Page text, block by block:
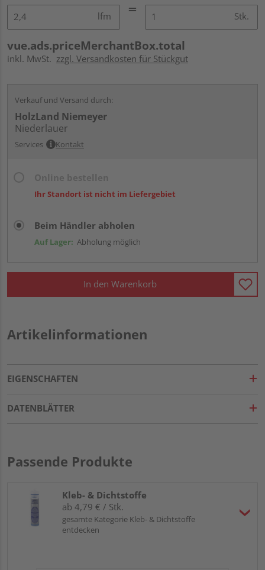
lfm Stk.
vue.ads.priceMerchantBox.total
inkl. MwSt. zzgl. Versandkosten für Stückgut
Verkauf und Versand durch:
HolzLand Niemeyer
Niederlauer
Services Kontakt
Ihr Standort ist nicht im Liefergebiet
Beim Händler abholen
Auf Lager: Abholung möglich
In den Warenkorb
Artikelinformationen
EIGENSCHAFTEN
DATENBLÄTTER
Passende Produkte
Kleb- & Dichtstoffe
ab 4,79 € / Stk.
gesamte Kategorie Kleb- & Dichtstoffe
entdecken